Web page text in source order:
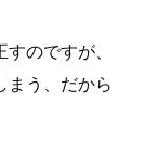
のですが、
まう、だから